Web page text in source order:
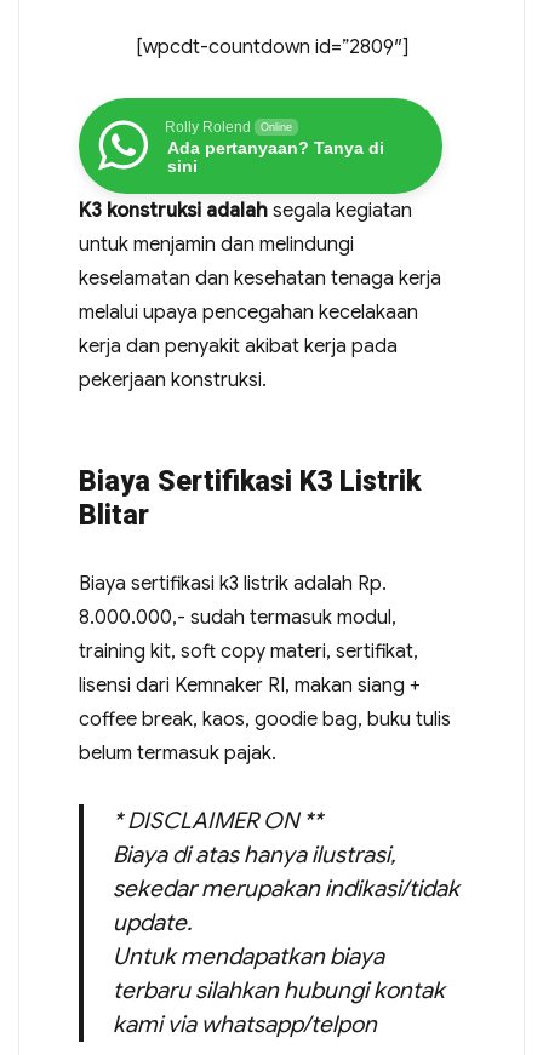
[wpcdt-countdown id=”2809″]
Rolly Rolend Online
Ada pertanyaan? Tanya di
sini
K3 konstruksi adalahsegala kegiatan
untuk menjamin dan melindungi
keselamatan dan kesehatan tenaga kerja
melalui upaya pencegahan kecelakaan
kerja dan penyakit akibat kerja pada
pekerjaan konstruksi.
Biaya Sertifikasi K3 Listrik
Blitar
Biaya sertifikasi k3 listrik adalah Rp.
8.000.000,- sudah termasuk modul,
training kit, soft copy materi, sertifikat,
lisensi dari Kemnaker RI, makan siang +
coffee break, kaos, goodie bag, buku tulis
belum termasuk pajak.
* DISCLAIMER ON **
Biaya di atas hanya ilustrasi,
sekedar merupakan indikasi/tidak
update.
Untuk mendapatkan biaya
terbaru silahkan hubungi kontak
kami via whatsapp/telpon